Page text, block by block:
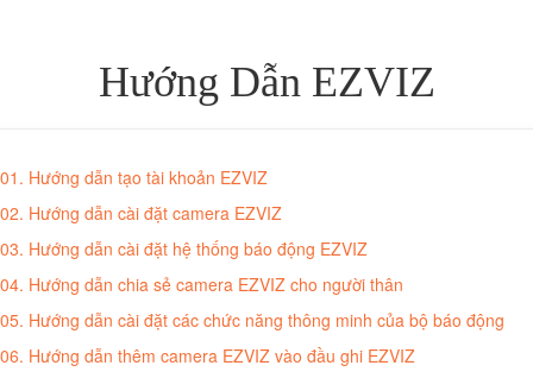
Hướng Dẫn EZVIZ
01. Hướng dẫn tạo tài khoản EZVIZ
02. Hướng dẫn cài đặt camera EZVIZ
03. Hướng dẫn cài đặt hệ thống báo động EZVIZ
04. Hướng dẫn chia sẻ camera EZVIZ cho người thân
05. Hướng dẫn cài đặt các chức năng thông minh của bộ báo động
06. Hướng dẫn thêm camera EZVIZ vào đầu ghi EZVIZ